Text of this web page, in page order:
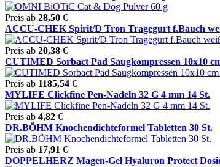
Preis ab 28,50 €
ACCU-CHEK Spirit/D Tron Tragegurt f.Bauch
Preis ab 20,38 €
CUTIMED Sorbact Pad Saugkompressen 10x10
Preis ab 1185,54 €
MYLIFE Clickfine Pen-Nadeln 32 G 4 mm 14 St.
Preis ab 4,82 €
DR.BÖHM Knochendichteformel Tabletten 30 St.
Preis ab 17,91 €
DOPPELHERZ Magen-Gel Hyaluron Protect